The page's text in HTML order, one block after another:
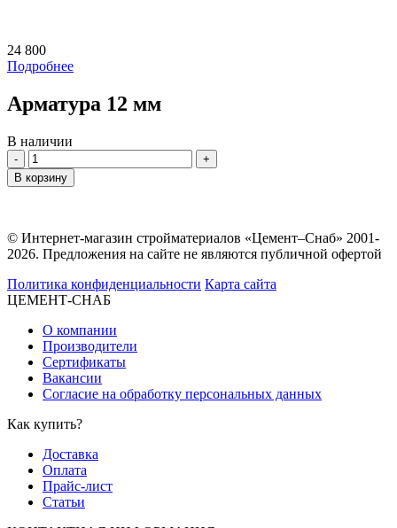
24 800
Подробнее
Арматура 12 мм
В наличии
Количество
В корзину
© Интернет-магазин стройматериалов «Цемент–Снаб» 2001-
2026. Предложения на сайте не являются публичной офертой
Политика конфиденциальности Карта сайта
ЦЕМЕНТ-СНАБ
О компании
Производители
Сертификаты
Вакансии
Согласие на обработку персональных данных
Как купить?
Доставка
Оплата
Прайс-лист
Статьи